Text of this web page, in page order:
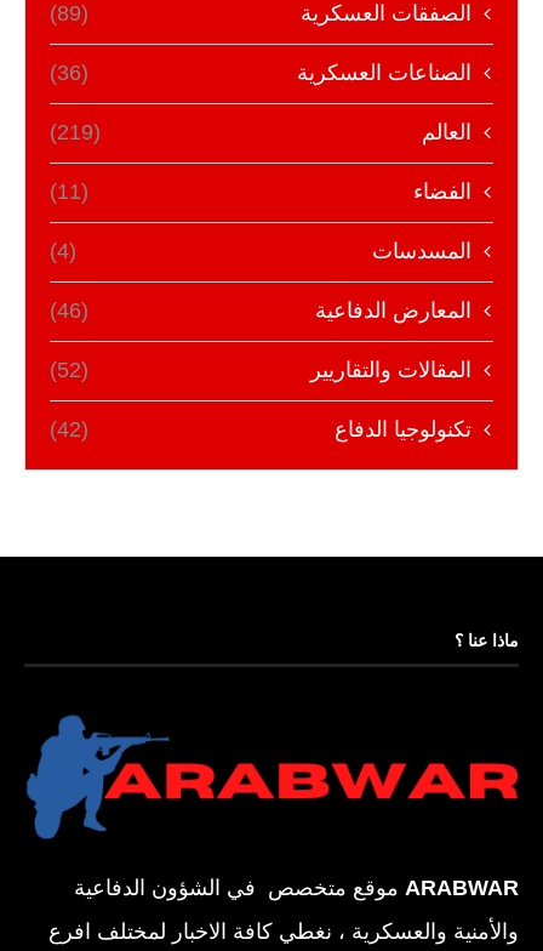
الصفقات العسكرية (89)
الصناعات العسكرية (36)
العالم (219)
الفضاء (11)
المسدسات (4)
المعارض الدفاعية (46)
المقالات والتقاريير (52)
تكنولوجيا الدفاع (42)
ماذا عنا ؟
ARABWAR موقع متخصص في الشؤون الدفاعية
والأمنية والعسكرية ، نغطي كافة الاخبار لمختلف افرع